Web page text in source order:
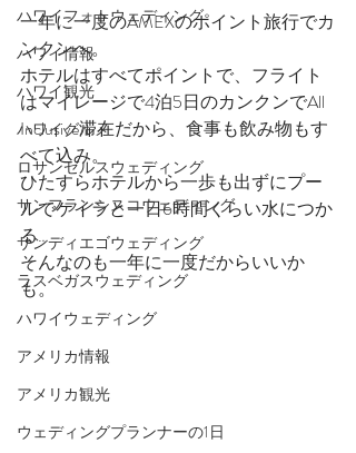
ハワイフォトウェディング
ハワイ情報
ハワイ観光
ハワイグルメ
ロサンゼルスウェディング
サンフランシスコウェディング
サンディエゴウェディング
ラスベガスウェディング
ハワイウェディング
アメリカ情報
アメリカ観光
ウェディングプランナーの1日
一年に一度のAMEXのポイント旅行でカ
ンクンへ。
ホテルはすべてポイントで、フライト
はマイレージで4泊5日のカンクンでAll
Inclusive滞在だから、食事も飲み物もす
べて込み。
ひたすらホテルから一歩も出ずにプー
ルでケイラと一日6時間くらい水につか
る…
そんなのも一年に一度だからいいか
も。